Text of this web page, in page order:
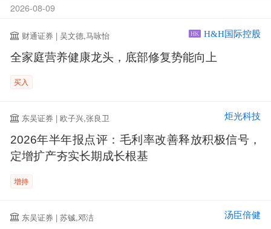
2026-08-09
财通证券 | 吴文德,马咏怡 HK H&H国际控股
全家庭营养健康龙头，底部修复势能向上
买入
东吴证券 | 欧子兴,张良卫 炬光科技
2026年半年报点评：毛利率改善释放积极信号，
定增扩产夯实长期成长根基
增持
东吴证券 | 苏铖,邓洁 汤臣倍健